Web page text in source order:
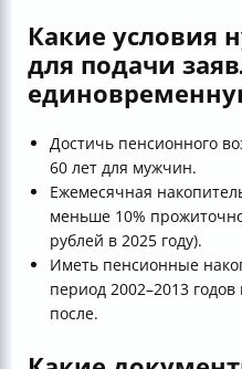
Какие условия
для подачи
Достичь пенсионного
60 лет для мужчин.
Ежемесячная
меньше 10%
рублей в 2025 году).
Иметь пенсионные
период 2002–2013
после.